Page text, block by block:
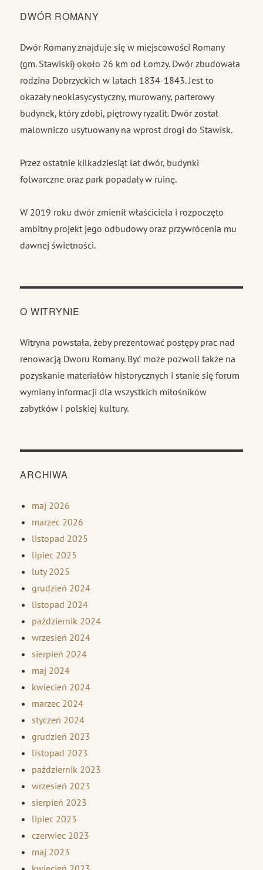
DWÓR ROMANY
Dwór Romany znajduje się w miejscowości Romany
(gm. Stawiski) około 26 km od Łomży. Dwór zbudowała
rodzina Dobrzyckich w latach 1834-1843. Jest to
okazały neoklasycystyczny, murowany, parterowy
budynek, który zdobi, piętrowy ryzalit. Dwór został
malowniczo usytuowany na wprost drogi do Stawisk.
Przez ostatnie kilkadziesiąt lat dwór, budynki
folwarczne oraz park popadały w ruinę.
W 2019 roku dwór zmienił właściciela i rozpoczęto
ambitny projekt jego odbudowy oraz przywrócenia mu
dawnej świetności.
O WITRYNIE
Witryna powstała, żeby prezentować postępy prac nad
renowacją Dworu Romany. Być może pozwoli także na
pozyskanie materiałów historycznych i stanie się forum
wymiany informacji dla wszystkich miłośników
zabytków i polskiej kultury.
ARCHIWA
maj 2026
marzec 2026
listopad 2025
lipiec 2025
luty 2025
grudzień 2024
listopad 2024
październik 2024
wrzesień 2024
sierpień 2024
maj 2024
kwiecień 2024
marzec 2024
styczeń 2024
grudzień 2023
listopad 2023
październik 2023
wrzesień 2023
sierpień 2023
lipiec 2023
czerwiec 2023
maj 2023